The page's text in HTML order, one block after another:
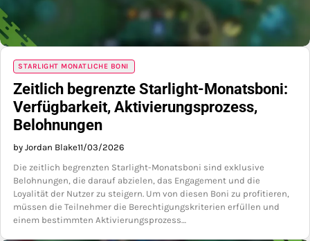
STARLIGHT MONATLICHE BONI
Zeitlich begrenzte Starlight-Monatsboni:
Verfügbarkeit, Aktivierungsprozess,
Belohnungen
by Jordan Blake11/03/2026
Die zeitlich begrenzten Starlight-Monatsboni sind exklusive
Belohnungen, die darauf abzielen, das Engagement und die
Loyalität der Nutzer zu steigern. Um von diesen Boni zu profitieren,
müssen die Teilnehmer die Berechtigungskriterien erfüllen und
einem bestimmten Aktivierungsprozess…